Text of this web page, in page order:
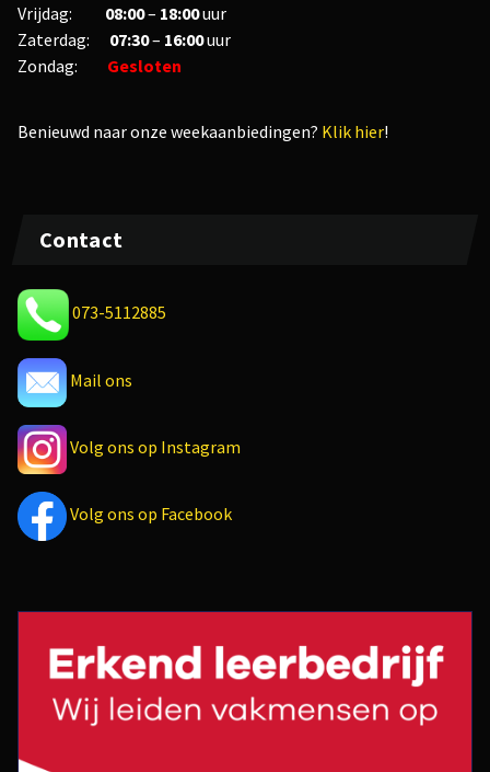
Vrijdag: 08:00– 18:00uur
Zaterdag: 07:30– 16:00uur
Zondag: Gesloten
Benieuwd naar onze weekaanbiedingen? Klik hier!
Contact
073-5112885
Mail ons
Volg ons op Instagram
Volg ons op Facebook